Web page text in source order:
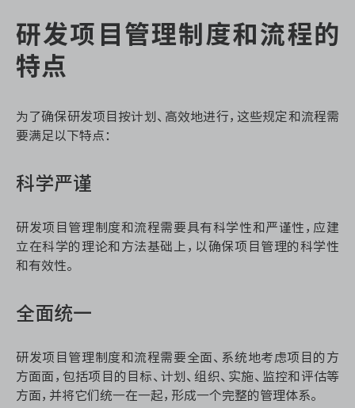
研发项目管理制度和流程的
特点
为了确保研发项目按计划、高效地进行，这些规定和流程需
要满足以下特点：
科学严谨
研发项目管理制度和流程需要具有科学性和严谨性，应建
立在科学的理论和方法基础上，以确保项目管理的科学性
和有效性。
全面统一
研发项目管理制度和流程需要全面、系统地考虑项目的方
方面面，包括项目的目标、计划、组织、实施、监控和评估等
方面，并将它们统一在一起，形成一个完整的管理体系。